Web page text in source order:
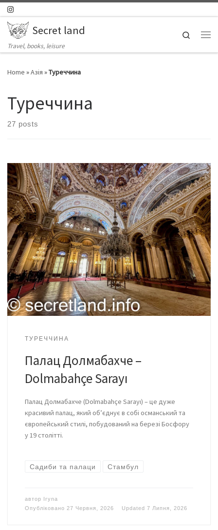
Skip to content
Secret land
Travel, books, leisure
Search
Home »Азія »Туреччина
Туреччина
27 posts
ТУРЕЧЧИНА
Палац Долмабахче –
Dolmabahçe Sarayı
Палац Долмабахче (Dolmabahçe Sarayı) – це дуже
красивий палац, який об’єднує в собі османський та
європейський стилі, побудований на березі Босфору
у 19 столітті.
Садиби та палаци Стамбул
автор Iryna
Опубліковано 27 Червня, 2026 Updated 7 Липня, 2026